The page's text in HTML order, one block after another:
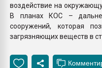
воздействие на
В планах КОС –
сооружений, которая
загрязняющих веществ в